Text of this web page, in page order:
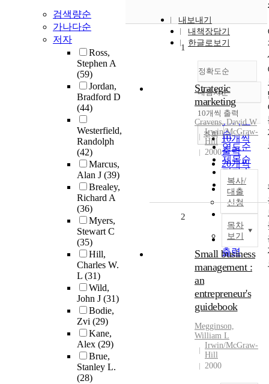
검색량순
가나다순
저자
Ross,
Stephen A
(59)
Jordan,
Bradford D
(44)
Westerfield,
Randolph
(42)
Marcus,
Alan J (39)
Brealey,
Richard A
(36)
Myers,
Stewart C
(35)
Hill,
Charles W.
L (31)
Wild,
John J (31)
Bodie,
Zvi (29)
Kane,
Alex (29)
Brue,
Stanley L.
(28)
내보내기
내책장담기
한글로보기
정확도순
정확도
순
인기도
순
연도순
제목순
저자순
발행기
관순
내림차순
내림차순
10개씩 출력
10개씩
출력
20개씩
출력
30개씩
출력
50개씩
출력
100개씩
출력
조회
1
Strategic
marketing
Cravens, David W
Irwin/McGraw-
Hill
2000
복사/
대출
신청
목차
보기
2
Small business
management :
an
entrepreneur's
guidebook
Megginson,
William L
Irwin/McGraw-
Hill
2000